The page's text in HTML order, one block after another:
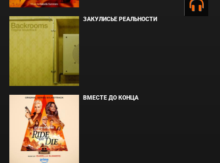
ЗАКУЛИСЬЕ РЕАЛЬНОСТИ
ВМЕСТЕ ДО КОНЦА